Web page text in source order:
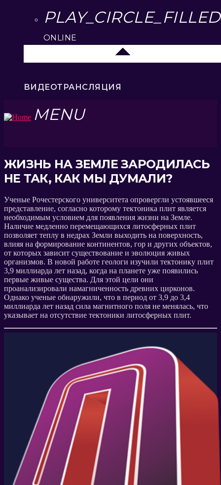
PLAY_CIRCLE_FILLED
ONLINE
ВИДЕОТРАНСЛЯЦИЯ
MENU
ЖИЗНЬ НА ЗЕМЛЕ ЗАРОДИЛАСЬ
НЕ ТАК, КАК МЫ ДУМАЛИ?
Ученые Рочестерского университета опровергли устоявшееся
представление, согласно которому тектоника плит является
необходимым условием для появления жизни на Земле.
Наличие медленно перемещающихся литосферных плит
позволяет теплу в недрах Земли выходить на поверхность,
влияя на формирование континентов, гор и других объектов,
от которых зависит существование и эволюция живых
организмов. В новой работе геологи изучили тектонику плит
3,9 миллиарда лет назад, когда на планете уже появились
первые живые существа. Для этой цели они
проанализировали намагниченность древних цирконов.
Однако ученые обнаружили, что в период от 3,9 до 3,4
миллиарда лет назад сила магнитного поля не менялась, что
указывает на отсутствие тектоники литосферных плит.